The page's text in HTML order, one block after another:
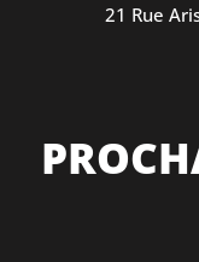
21 Rue